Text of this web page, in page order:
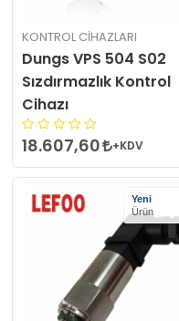
KONTROL CIHAZLARI
Dungs VPS 504 S02
Sızdırmazlık Kontrol
Cihazı
18.607,60 +KDV
Yeni
Ürün